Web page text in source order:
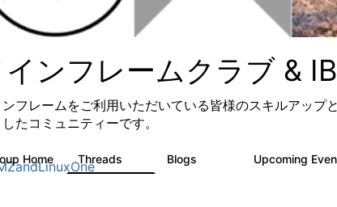
ンフレームクラブ &
フレームをご利用いただいている皆様のスキルアップ
たコミュニティーです。
Home Threads Blogs Upcoming